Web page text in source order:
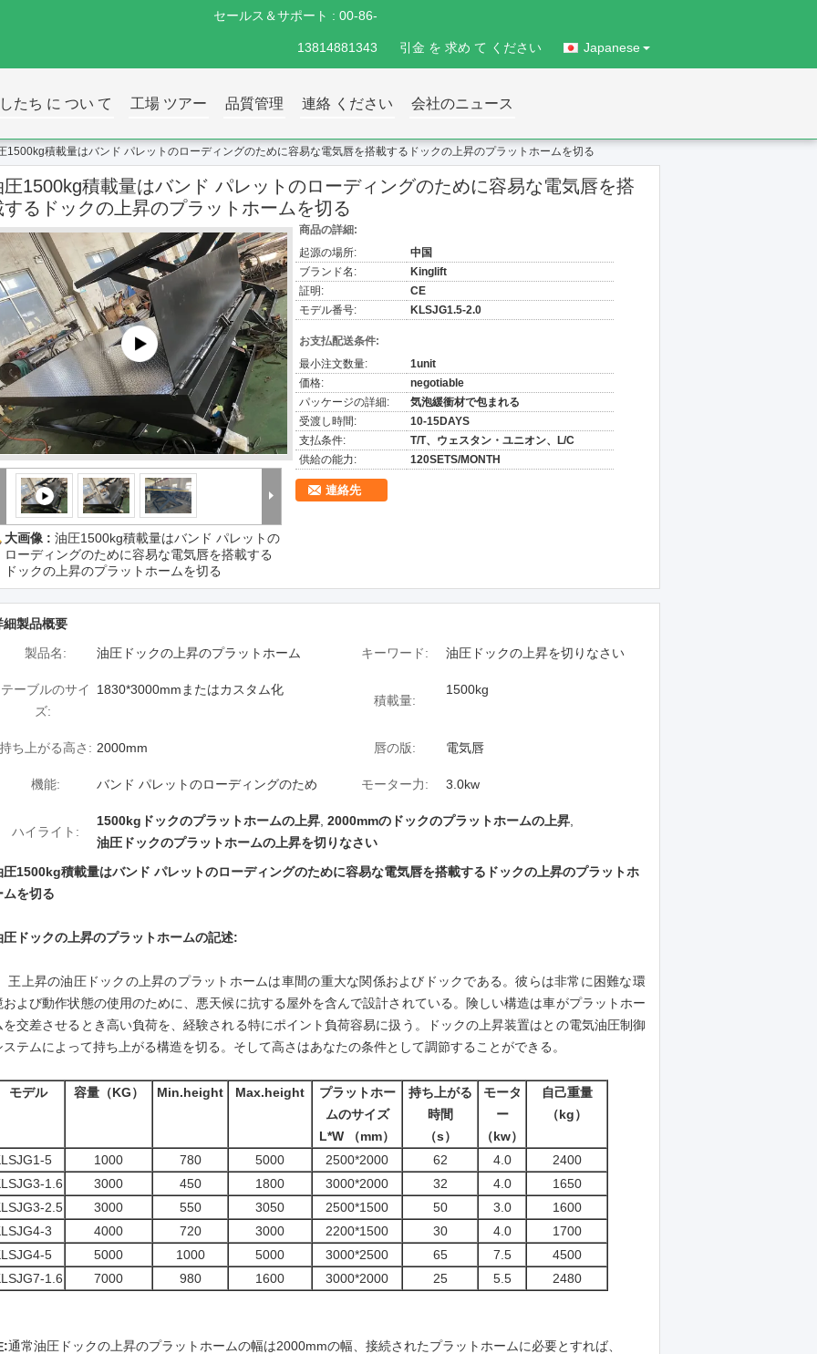
セールス＆サポート : 00-86-
13814881343 引金 を 求め て ください Japanese
たち に つい て 工場 ツアー 品質管理 連絡 ください 会社のニュース
1500kg積載量はバンド パレットのローディングのために容易な電気唇を搭載するドックの上昇のプラットホームを切る
圧1500kg積載量はバンド パレットのローディングのために容易な電気唇を搭
するドックの上昇のプラットホームを切る
大画像 : 油圧1500kg積載量はバンド パレットの
ローディングのために容易な電気唇を搭載する
ドックの上昇のプラットホームを切る
商品の詳細:
起源の場所:
中国
ブランド名:
Kinglift
証明:
CE
モデル番号:
KLSJG1.5-2.0
お支払配送条件:
最小注文数量:
1unit
価格:
negotiable
パッケージの詳細:
気泡緩衝材で包まれる
受渡し時間:
10-15DAYS
支払条件:
T/T、ウェスタン・ユニオン、L/C
供給の能力:
120SETS/MONTH
連絡先
細製品概要
製品名:
油圧ドックの上昇のプラットホーム キーワード: 油圧ドックの上昇を切りなさい
テーブルのサイ
ズ:
1830*3000mmまたはカスタム化
積載量:
1500kg
ち上がる高さ: 2000mm 唇の版: 電気唇
機能: バンド パレットのローディングのため モーター力: 3.0kw
ハイライト:
1500kgドックのプラットホームの上昇 2000mmのドックのプラットホームの上昇
油圧ドックのプラットホームの上昇を切りなさい
圧1500kg積載量はバンド パレットのローディングのために容易な電気唇を搭載するドックの上昇のプラットホ
ムを切る
圧ドックの上昇のプラットホームの記述:
王上昇の油圧ドックの上昇のプラットホームは車間の重大な関係およびドックである。彼らは非常に困難な環
および動作状態の使用のために、悪天候に抗する屋外を含んで設計されている。険しい構造は車がプラットホー
を交差させるとき高い負荷を、経験される特にポイント負荷容易に扱う。
ドックの上昇装置はとの電気油圧制御
ステムによって持ち上がる構造を切る。そして高さはあなたの条件として調節することができる。
モデル 容量（KG） Min.height Max.height
プラットホー
ムのサイズ
L*W （mm）
持ち上がる
時間
（s）
モータ
ー
（kw）
自己重量
（kg）
5 1000 780 5000 2500*2000 62 4.0
2400
1.6
3000 450 1800 3000*2000 32 4.0
1650
2.5
3000 550 3050 2500*1500 50 3.0
1600
3
4000 720 3000 2200*1500 30 4.0
1700
5
5000 1000 5000 3000*2500 65 7.5
4500
1.6
7000 980 1600 3000*2000 25 5.5 2480
:通常油圧ドックの上昇のプラットホームの幅は2000mmの幅、接続されたプラットホームに必要とすれば、